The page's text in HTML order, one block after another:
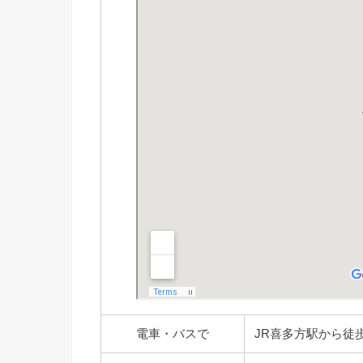
電車・バスで JR喜多方駅から徒